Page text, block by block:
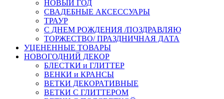
НОВЫЙ ГОД
СВАДЕБНЫЕ АКСЕССУАРЫ
ТРАУР
С ДНЕМ РОЖДЕНИЯ /ПОЗДРАВЛЯЮ
ТОРЖЕСТВО/ ПРАЗДНИЧНАЯ ДАТА
УЦЕНЕННЫЕ ТОВАРЫ
НОВОГОДНИЙ ДЕКОР
БЛЕСТКИ и ГЛИТТЕР
ВЕНКИ и КРАНСЫ
ВЕТКИ ДЕКОРАТИВНЫЕ
ВЕТКИ С ГЛИТТЕРОМ